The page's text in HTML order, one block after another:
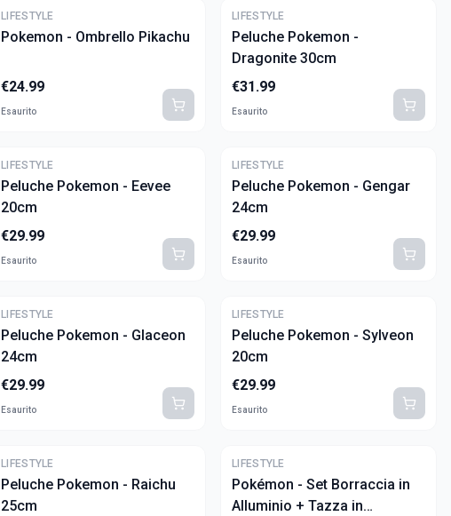
LIFESTYLE
Pokemon - Ombrello Pikachu
€24.99
Esaurito
LIFESTYLE
Peluche Pokemon -
Dragonite 30cm
€31.99
Esaurito
LIFESTYLE
Peluche Pokemon - Eevee
20cm
€29.99
Esaurito
LIFESTYLE
Peluche Pokemon - Gengar
24cm
€29.99
Esaurito
LIFESTYLE
Peluche Pokemon - Glaceon
24cm
€29.99
Esaurito
LIFESTYLE
Peluche Pokemon - Sylveon
20cm
€29.99
Esaurito
LIFESTYLE
Peluche Pokemon - Raichu
25cm
LIFESTYLE
Pokémon - Set Borraccia in
Alluminio + Tazza in